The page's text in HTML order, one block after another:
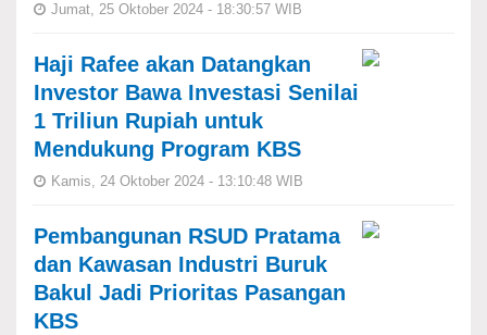
Jumat, 25 Oktober 2024 - 18:30:57 WIB
Haji Rafee akan Datangkan
Investor Bawa Investasi Senilai
1 Triliun Rupiah untuk
Mendukung Program KBS
Kamis, 24 Oktober 2024 - 13:10:48 WIB
Pembangunan RSUD Pratama
dan Kawasan Industri Buruk
Bakul Jadi Prioritas Pasangan
KBS